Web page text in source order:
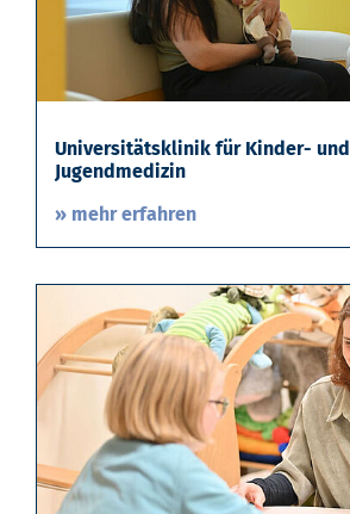
Universitätsklinik für Kinder- und
Jugendmedizin
» mehr erfahren